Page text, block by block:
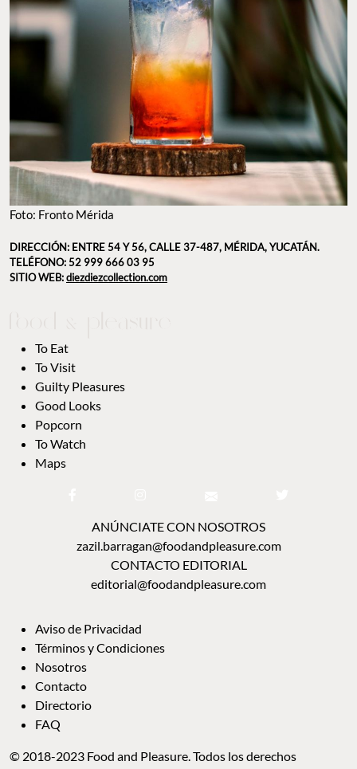
Foto: Fronto Mérida
DIRECCIÓN: ENTRE 54 Y 56, CALLE 37-487, MÉRIDA, YUCATÁN.
TELÉFONO: 52 999 666 03 95
SITIO WEB:diezdiezcollection.com
To Eat
To Visit
Guilty Pleasures
Good Looks
Popcorn
To Watch
Maps
ANÚNCIATE CON NOSOTROS
zazil.barragan@foodandpleasure.com
CONTACTO EDITORIAL
editorial@foodandpleasure.com
Aviso de Privacidad
Términos y Condiciones
Nosotros
Contacto
Directorio
FAQ
© 2018-2023 Food and Pleasure. Todos los derechos